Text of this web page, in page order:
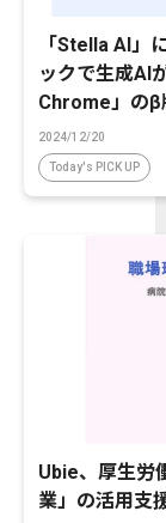
「Stella AI」
ックで生成AI
Chrome」のβ
2024/12/20
Today's PICK UP
Ubie、厚生労
業」の活用支